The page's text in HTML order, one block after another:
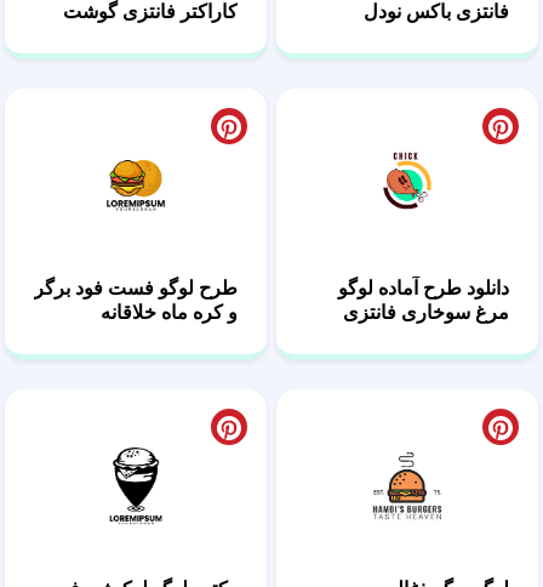
فانتزی باکس نودل
کاراکتر فانتزی گوشت
دانلود طرح آماده لوگو
مرغ سوخاری فانتزی
طرح لوگو فست فود برگر
و کره ماه خلاقانه